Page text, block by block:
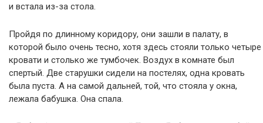
и встала из-за стола.
Пройдя по длинному коридору, они зашли в палату, в
которой было очень тесно, хотя здесь стояли только четыре
кровати и столько же тумбочек. Воздух в комнате был
спертый. Две старушки сидели на постелях, одна кровать
была пуста. А на самой дальней, той, что стояла у окна,
лежала бабушка. Она спала.